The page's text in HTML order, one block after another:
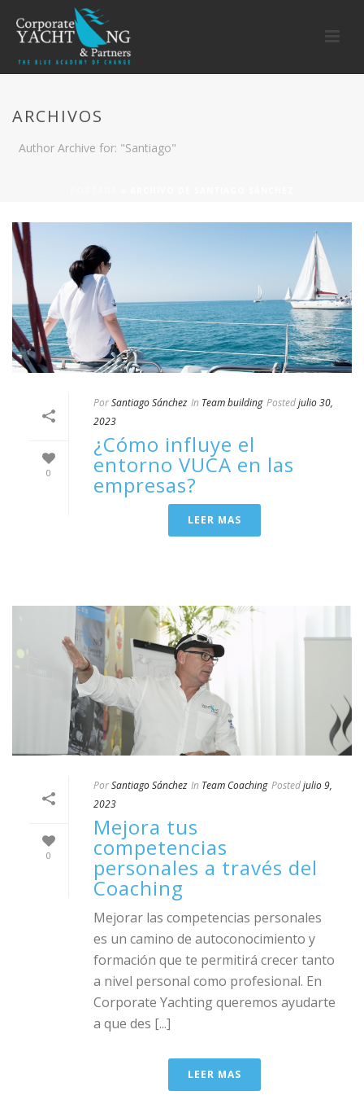
ARCHIVOS
Author Archive for: "Santiago"
0
PorSantiago Sánchez In Team building Postedjulio 30,
2023
¿Cómo influye el
entorno VUCA en las
empresas?
LEER MAS
0
PorSantiago Sánchez In Team Coaching Postedjulio 9,
2023
Mejora tus
competencias
personales a través del
Coaching
Mejorar las competencias personales
es un camino de autoconocimiento y
formación que te permitirá crecer tanto
a nivel personal como profesional. En
Corporate Yachting queremos ayudarte
a que des [...]
LEER MAS